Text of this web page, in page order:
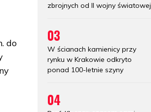
do
zbrojnych od II wojny światowej
03
W ścianach kamienicy przy
rynku w Krakowie odkryto
ponad 100-letnie szyny
04